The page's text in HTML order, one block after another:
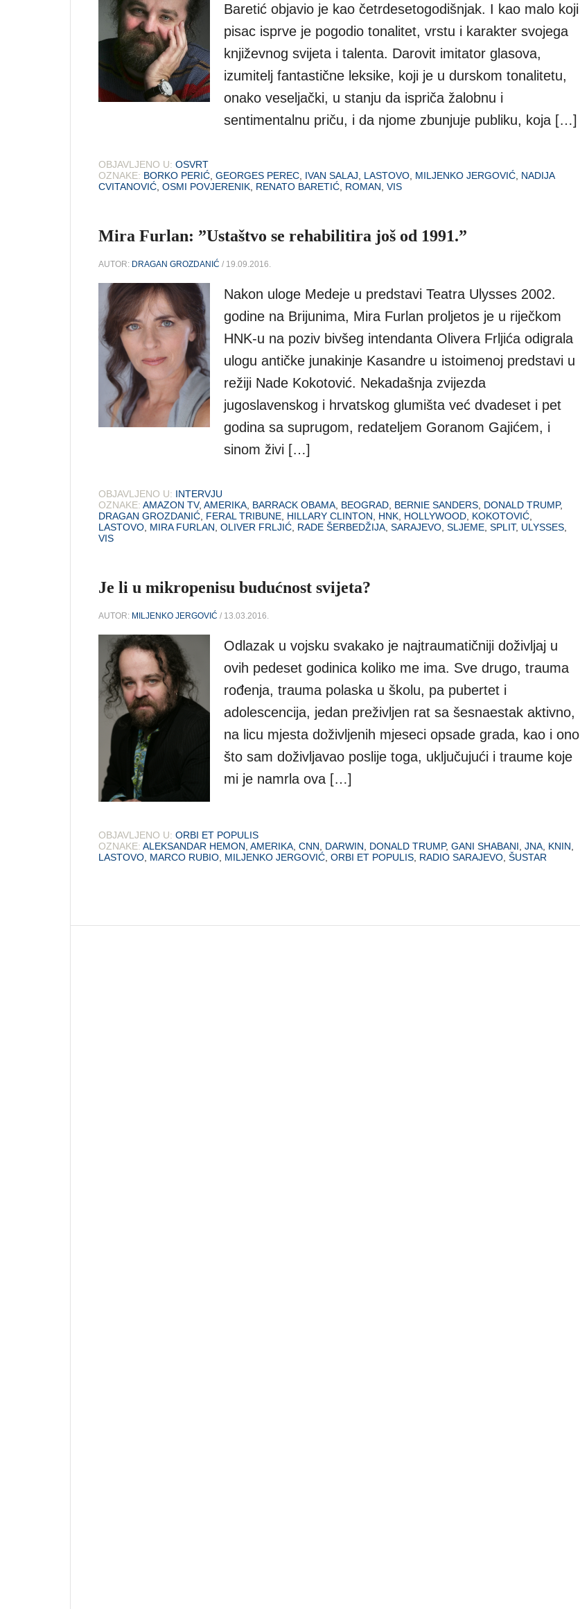
Baretić objavio je kao četrdesetogodišnjak. I kao malo koji
pisac isprve je pogodio tonalitet, vrstu i karakter svojega
književnog svijeta i talenta. Darovit imitator glasova,
izumitelj fantastične leksike, koji je u durskom tonalitetu,
onako veseljački, u stanju da ispriča žalobnu i
sentimentalnu priču, i da njome zbunjuje publiku, koja […]
OBJAVLJENO U: OSVRT
OZNAKE: BORKO PERIĆ GEORGES PEREC IVAN SALAJ LASTOVO MILJENKO JERGOVIĆ NADIJA
CVITANOVIĆ OSMI POVJERENIK RENATO BARETIĆ ROMAN VIS
Mira Furlan: ”Ustaštvo se rehabilitira još od 1991.”
AUTOR: DRAGAN GROZDANIĆ / 19.09.2016.
Nakon uloge Medeje u predstavi Teatra Ulysses 2002.
godine na Brijunima, Mira Furlan proljetos je u riječkom
HNK-u na poziv bivšeg intendanta Olivera Frljića odigrala
ulogu antičke junakinje Kasandre u istoimenoj predstavi u
režiji Nade Kokotović. Nekadašnja zvijezda
jugoslavenskog i hrvatskog glumišta već dvadeset i pet
godina sa suprugom, redateljem Goranom Gajićem, i
sinom živi […]
OBJAVLJENO U: INTERVJU
OZNAKE: AMAZON TV, AMERIKA BARRACK OBAMA BEOGRAD BERNIE SANDERS DONALD TRUMP,
DRAGAN GROZDANIĆ FERAL TRIBUNE HILLARY CLINTON HNK HOLLYWOOD KOKOTOVIĆ
LASTOVO MIRA FURLAN OLIVER FRLJIĆ RADE ŠERBEDŽIJA SARAJEVO SLJEME SPLIT, ULYSSES
VIS
Je li u mikropenisu budućnost svijeta?
AUTOR: MILJENKO JERGOVIĆ / 13.03.2016.
Odlazak u vojsku svakako je najtraumatičniji doživljaj u
ovih pedeset godinica koliko me ima. Sve drugo, trauma
rođenja, trauma polaska u školu, pa pubertet i
adolescencija, jedan preživljen rat sa šesnaestak aktivno,
na licu mjesta doživljenih mjeseci opsade grada, kao i ono
što sam doživljavao poslije toga, uključujući i traume koje
mi je namrla ova […]
OBJAVLJENO U: ORBI ET POPULIS
OZNAKE: ALEKSANDAR HEMON AMERIKA CNN DARWIN DONALD TRUMP, GANI SHABANI JNA KNIN
LASTOVO MARCO RUBIO MILJENKO JERGOVIĆ ORBI ET POPULIS RADIO SARAJEVO ŠUSTAR